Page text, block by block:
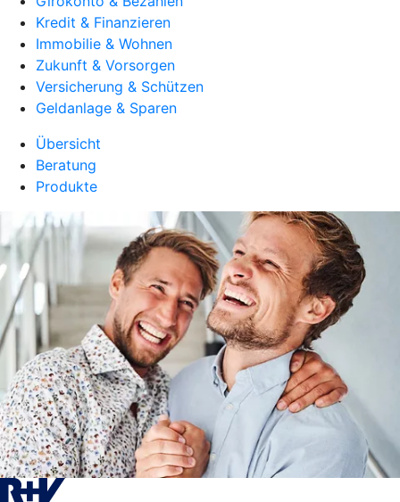
Kredit & Finanzieren
Immobilie & Wohnen
Zukunft & Vorsorgen
Versicherung & Schützen
Geldanlage & Sparen
Übersicht
Beratung
Produkte